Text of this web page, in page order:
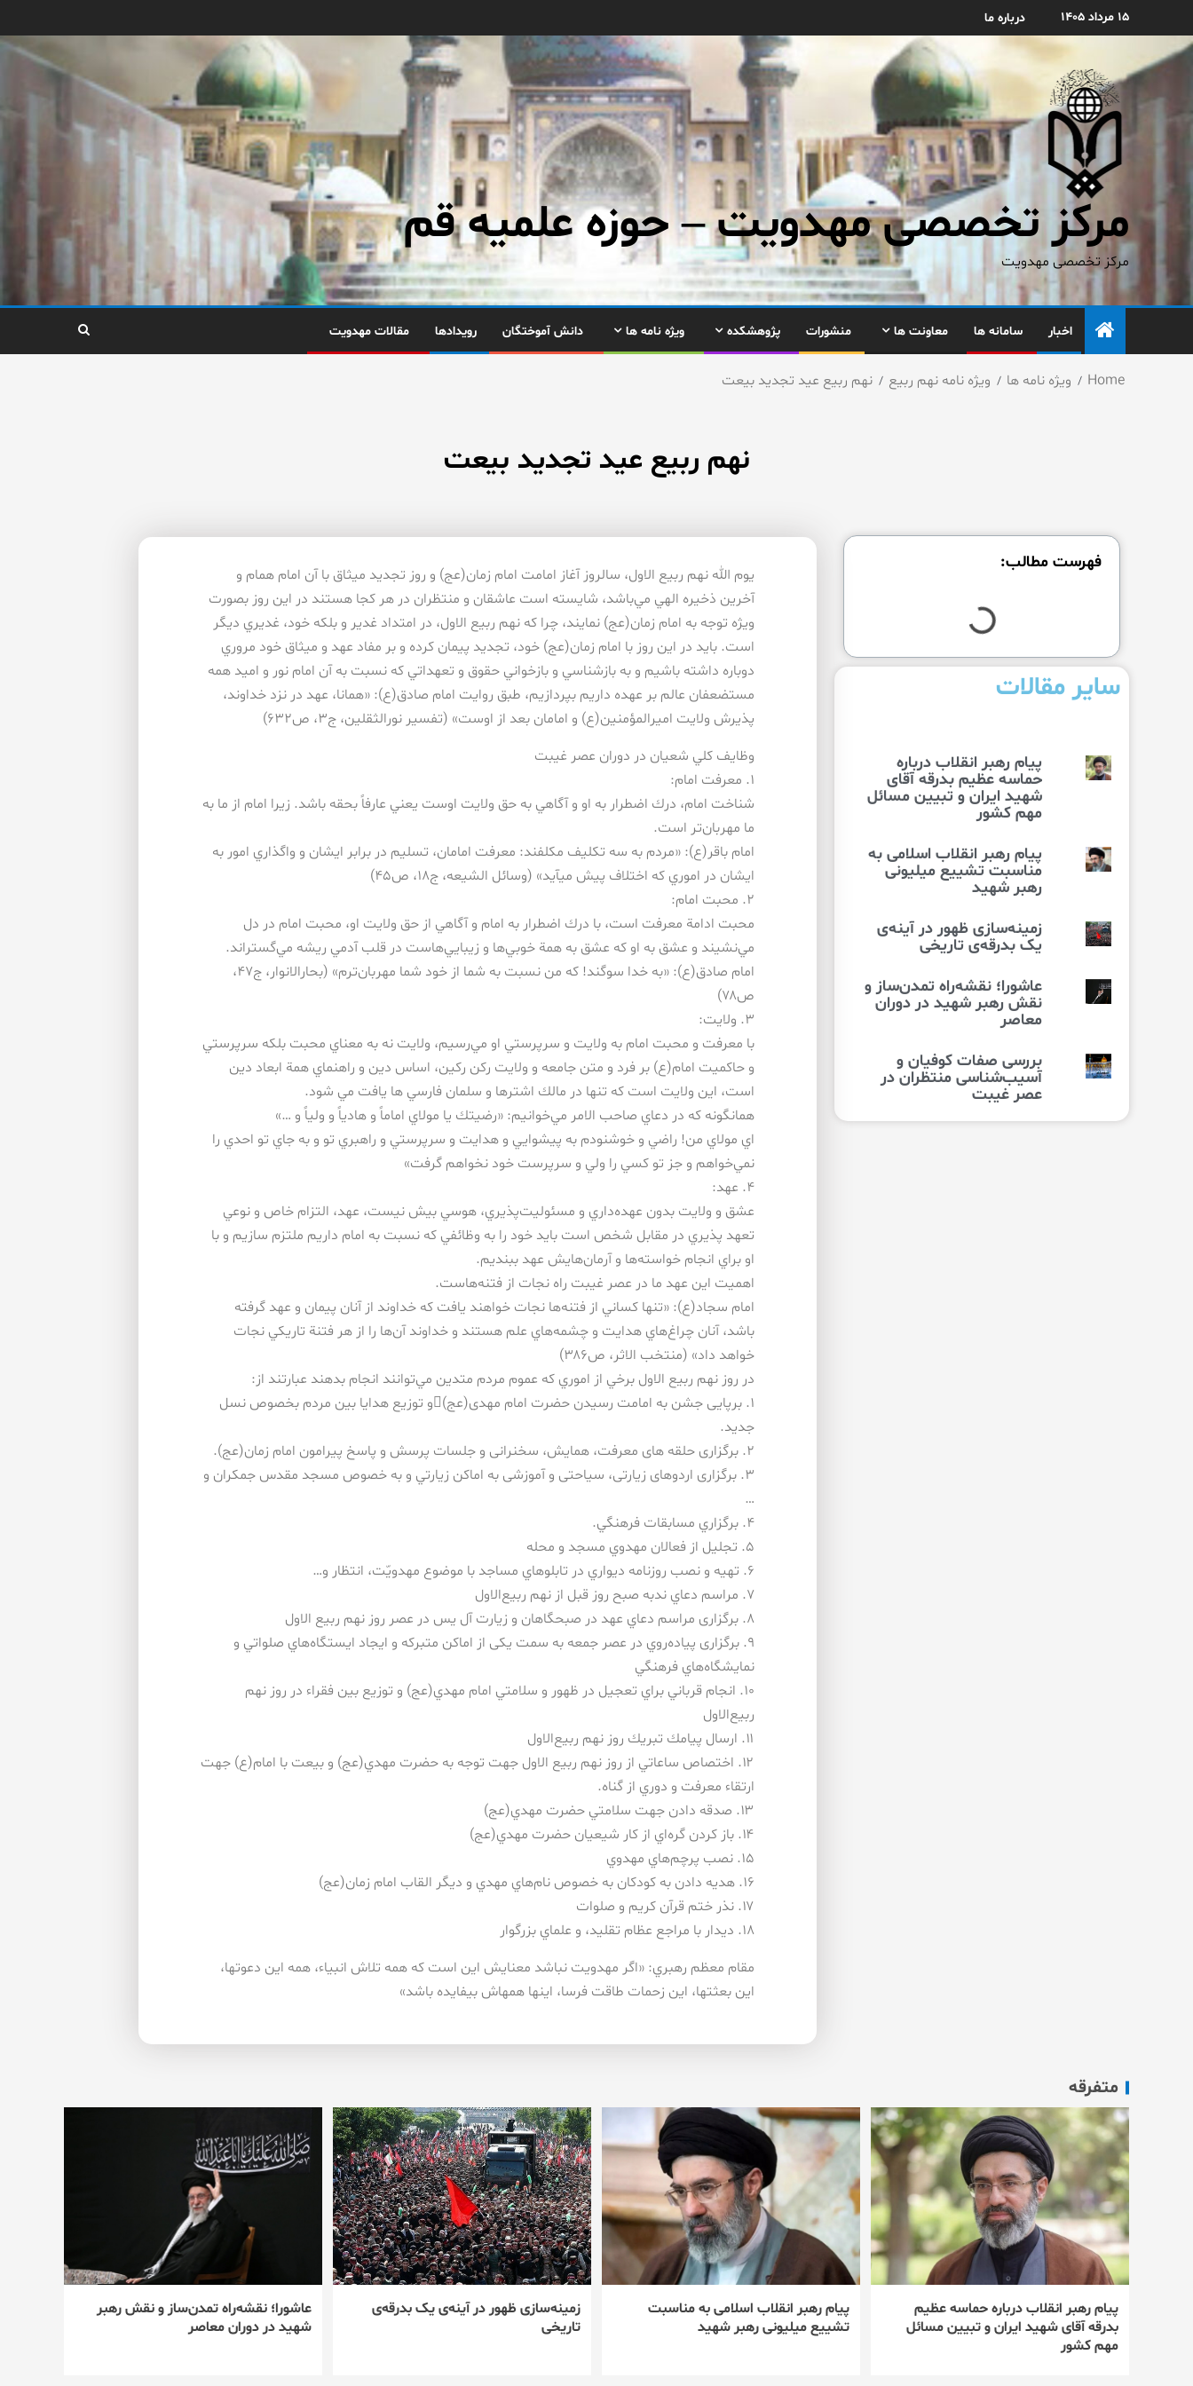
۱۵ مرداد ۱۴۰۵ درباره ما
مرکز تخصصی مهدویت – حوزه علمیه قم
مرکز تخصصی مهدویت
اخبار سامانه ها معاونت ها منشورات پژوهشکده ویژه نامه ها دانش آموختگان رویدادها مقالات مهدویت
Home ویژه نامه ها ویژه نامه نهم ربیع نهم ربیع عید تجدید بیعت
نهم ربیع عید تجدید بیعت
فهرست مطالب:
سایر مقالات
پیام رهبر انقلاب درباره
حماسه عظیم بدرقه آقای
شهید ایران و تبیین مسائل
مهم کشور
پیام رهبر انقلاب اسلامی به
مناسبت تشییع میلیونی
رهبر شهید
زمینه‌سازی ظهور در آینه‌ی
یک بدرقه‌ی تاریخی
عاشورا؛ نقشه‌راه تمدن‌ساز و
نقش رهبر شهید در دوران
معاصر
بررسی صفات کوفیان و
آسیب‌شناسی منتظران در
عصر غیبت
يوم الله نهم ربيع الاول، سالروز آغاز امامت امام زمان(عج) و روز تجديد ميثاق با آن امام همام و
آخرين ذخيره الهي مي‌باشد، شايسته است عاشقان و منتظران در هر كجا هستند در اين روز بصورت
ويژه توجه به امام زمان(عج) نمايند، چرا كه نهم ربيع الاول، در امتداد غدير و بلكه خود، غديري ديگر
است. بايد در اين روز با امام زمان(عج) خود، تجديد پيمان كرده و بر مفاد عهد و ميثاق خود مروري
دوباره داشته باشيم و به بازشناسي و بازخواني حقوق و تعهداتي كه نسبت به آن امام نور و اميد همه
مستضعفان عالم بر عهده داريم بپردازيم، طبق روايت امام صادق(ع): «همانا، عهد در نزد خداوند،
پذيرش ولايت اميرالمؤمنين(ع) و امامان بعد از اوست» (تفسير نورالثقلين، ج۳، ص۶۳۲)
وظايف كلي شعيان در دوران عصر غيبت
۱. معرفت امام:
شناخت امام، درك اضطرار به او و آگاهي به حق ولايت اوست يعني عارفاً بحقه باشد. زيرا امام از ما به
ما مهربان‌تر است.
امام باقر(ع): «مردم به سه تكليف مكلفند: معرفت امامان، تسليم در برابر ايشان و واگذاري امور به
ايشان در اموري كه اختلاف پيش ميآيد» (وسائل الشيعه، ج۱۸، ص۴۵)
۲. محبت امام:
محبت ادامة معرفت است، با درك اضطرار به امام و آگاهي از حق ولايت او، محبت امام در دل
مي‌نشيند و عشق به او كه عشق به همة خوبي‌ها و زيبايي‌هاست در قلب آدمي ريشه مي‌گستراند.
امام صادق(ع): «به خدا سوگند! كه من نسبت به شما از خود شما مهربان‌ترم» (بحارالانوار، ج۴۷،
ص۷۸)
۳. ولايت:
با معرفت و محبت امام به ولايت و سرپرستي او مي‌رسيم، ولايت نه به معناي محبت بلكه سرپرستي
و حاكميت امام(ع) بر فرد و متن جامعه و ولايت ركن ركين، اساس دين و راهنماي همة ابعاد دين
است، اين ولايت است كه تنها در مالك اشترها و سلمان فارسي ها يافت مي شود.
همانگونه كه در دعاي صاحب الامر مي‌خوانيم: «رضيتك يا مولاي اماماً و هادياً و ولياً و …»
اي مولاي من! راضي و خوشنودم به پيشوايي و هدايت و سرپرستي و راهبري تو و به جاي تو احدي را
نمي‌خواهم و جز تو كسي را ولي و سرپرست خود نخواهم گرفت»
۴. عهد:
عشق و ولايت بدون عهده‌داري و مسئوليت‌پذيري، هوسي بيش نيست، عهد، التزام خاص و نوعي
تعهد پذيري در مقابل شخص است بايد خود را به وظائفي كه نسبت به امام داريم ملتزم سازيم و با
او براي انجام خواسته‌ها و آرمان‌هايش عهد ببنديم.
اهميت اين عهد ما در عصر غيبت راه نجات از فتنه‌هاست.
امام سجاد(ع): «تنها كساني از فتنه‌ها نجات خواهند يافت كه خداوند از آنان پيمان و عهد گرفته
باشد، آنان چراغ‌هاي هدايت و چشمه‌هاي علم هستند و خداوند آن‌ها را از هر فتنة تاريكي نجات
خواهد داد» (منتخب الاثر، ص۳۸۶)
در روز نهم ربيع الاول برخي از اموري كه عموم مردم متدين مي‌توانند انجام بدهند عبارتند از:
۱. برپایی جشن به امامت رسيدن حضرت امام مهدی(عج)و توزيع هدايا بين مردم بخصوص نسل
جديد.
۲. برگزاری حلقه های معرفت، همایش، سخنرانی و جلسات پرسش و پاسخ پيرامون امام زمان(عج).
۳. برگزاری اردوهای زیارتی، سیاحتی و آموزشی به اماكن زيارتي و به خصوص مسجد مقدس جمكران و
…
۴. برگزاري مسابقات فرهنگي.
۵. تجليل از فعالان مهدوي مسجد و محله
۶. تهيه و نصب روزنامه ديواري در تابلوهاي مساجد با موضوع مهدويّت، انتظار و…
۷. مراسم دعاي ندبه صبح روز قبل از نهم ربيع‌الاول
۸. برگزاری مراسم دعاي عهد در صبحگاهان و زيارت آل يس در عصر روز نهم ربيع الاول
۹. برگزاری پیاده‌روي در عصر جمعه به سمت یكی از اماكن متبركه و ايجاد ايستگاه‌هاي صلواتي و
نمايشگاه‌هاي فرهنگي
۱۰. انجام قرباني براي تعجيل در ظهور و سلامتي امام مهدي(عج) و توزيع بين فقراء در روز نهم
ربيع‌الاول
۱۱. ارسال پيامك تبريك روز نهم ربيع‌الاول
۱۲. اختصاص ساعاتي از روز نهم ربيع الاول جهت توجه به حضرت مهدي(عج) و بيعت با امام(ع) جهت
ارتقاء معرفت و دوري از گناه.
۱۳. صدقه دادن جهت سلامتي حضرت مهدي(عج)
۱۴. باز كردن گره‌اي از كار شيعيان حضرت مهدي(عج)
۱۵. نصب پرچم‌هاي مهدوي
۱۶. هديه دادن به كودكان به خصوص نام‌هاي مهدي و ديگر القاب امام زمان(عج)
۱۷. نذر ختم قرآن كريم و صلوات
۱۸. ديدار با مراجع عظام تقليد، و علماي بزرگوار
مقام معظم رهبري: «اگر مهدويت نباشد معنايش اين است كه همه تلاش انبياء، همه اين دعوتها،
اين بعثتها، اين زحمات طاقت فرسا، اينها همهاش بيفايده باشد»
متفرقه
پیام رهبر انقلاب درباره حماسه عظیم
بدرقه آقای شهید ایران و تبیین مسائل
مهم کشور
پیام رهبر انقلاب اسلامی به مناسبت
تشییع میلیونی رهبر شهید
زمینه‌سازی ظهور در آینه‌ی یک بدرقه‌ی
تاریخی
عاشورا؛ نقشه‌راه تمدن‌ساز و نقش رهبر
شهید در دوران معاصر